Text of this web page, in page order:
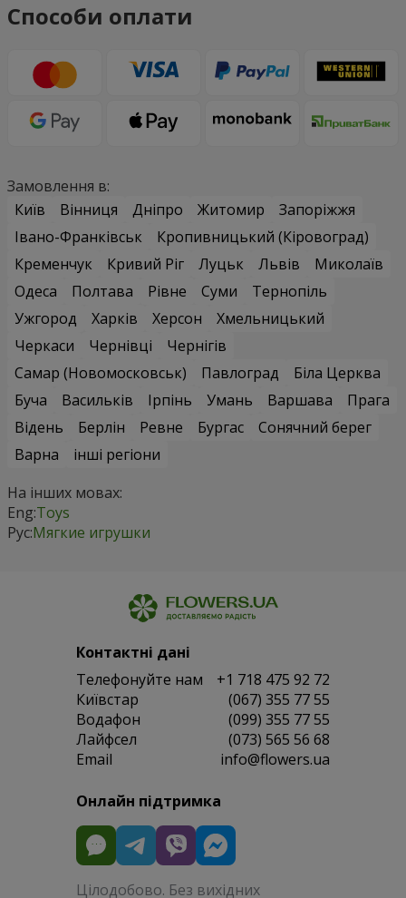
Способи оплати
Замовлення в:
Київ
Вінниця Дніпро Житомир
Запоріжжя
Івано-Франківськ
Кропивницький (Кіровоград)
Кременчук
Кривий Ріг Луцьк Львів
Миколаїв
Одеса
Полтава Рівне Суми
Тернопіль
Ужгород
Харків Херсон
Хмельницький
Черкаси
Чернівці
Чернігів
Самар (Новомосковськ)
Павлоград
Біла Церква
Буча
Васильків Ірпінь Умань Варшава
Прага
Відень
Берлін Ревне Бургас
Сонячний берег
Варна
інші регіони
На інших мовах:
Eng:Toys
Рус:Мягкие игрушки
Контактні дані
Телефонуйте нам
+1 718 475 92 72
Київстар
(067) 355 77 55
Водафон
(099) 355 77 55
Лайфсел
(073) 565 56 68
Email
info@flowers.ua
Онлайн підтримка
Цілодобово. Без вихідних